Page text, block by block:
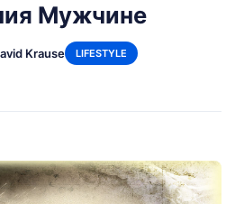
Мужчине
Krause LIFESTYLE